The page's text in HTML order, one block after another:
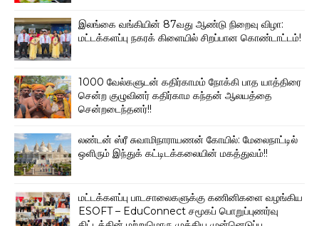
இலங்கை வங்கியின் 87வது ஆண்டு நிறைவு விழா:
மட்டக்களப்பு நகரக் கிளையில் சிறப்பான கொண்டாட்டம்!
1000 வேல்களுடன் கதிர்காமம் நோக்கி பாத யாத்திரை
சென்ற குழுவினர் கதிர்காம கந்தன் ஆலயத்தை
சென்றடைந்தனர்!!
லண்டன் ஸ்ரீ சுவாமிநாராயணன் கோயில்: மேலைநாட்டில்
ஒளிரும் இந்துக் கட்டிடக்கலையின் மகத்துவம்!!
மட்டக்களப்பு பாடசாலைகளுக்கு கணினிகளை வழங்கிய
ESOFT – EduConnect சமூகப் பொறுப்புணர்வு